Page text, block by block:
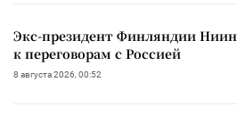
Экс-президент Финляндии
к переговорам с Россией
8 августа 2026, 00:52